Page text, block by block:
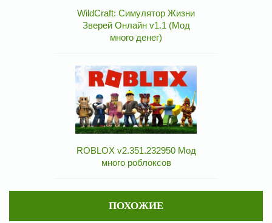
WildCraft: Симулятор Жизни
Зверей Онлайн v1.1 (Мод
много денег)
ROBLOX v2.351.232950 Мод
много роблоксов
ПОХОЖИЕ